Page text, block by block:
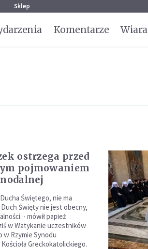
Sklep
Komentarze Wiara
ostrzega przed
pojmowaniem
Świętego, nie ma
Święty nie jest obecny,
- mówił papież
w Watykanie uczestników
w Rzymie Synodu
Greckokatolickiego.